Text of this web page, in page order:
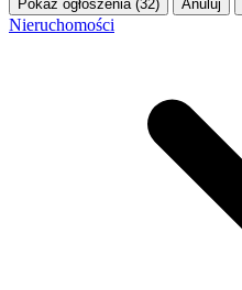
Pokaż ogłoszenia (32)
Anuluj
Nieruchomości